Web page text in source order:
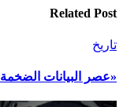
Related Post
تاريخ
​«عصر البيانات